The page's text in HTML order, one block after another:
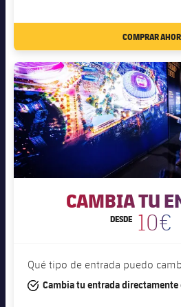
COMPRAR
CAMBIA TU
DESDE 10€
Qué tipo de entrada puedo
#tick
Cambia tu entrada